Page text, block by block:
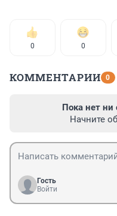
0 0
КОММЕНТАРИИ 0
Пока нет ни
Начните
Гость
Войти